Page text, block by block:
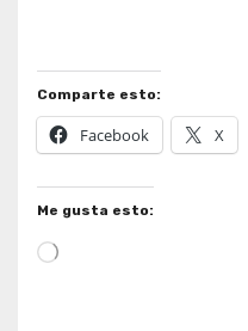
Comparte esto:
Facebook X
Me gusta esto:
Cargando...